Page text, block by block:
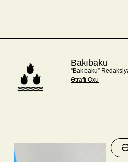
Bakıbaku
“Bakıbaku”
Ətraflı Oxu